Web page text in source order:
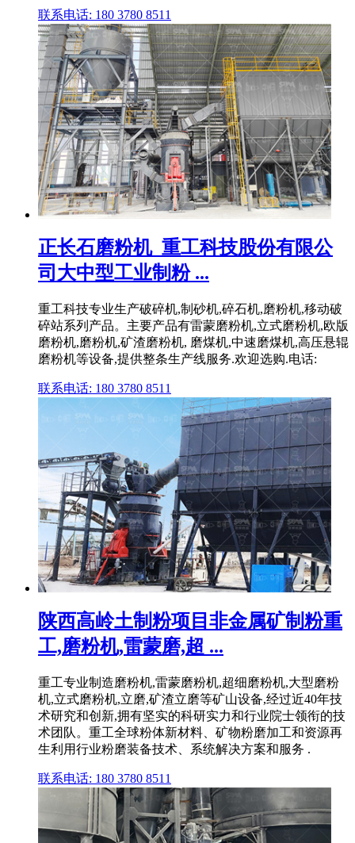
联系电话: 180 3780 8511
正长石磨粉机_重工科技股份有限公
司大中型工业制粉 ...
重工科技专业生产破碎机,制砂机,碎石机,磨粉机,移动破
碎站系列产品。主要产品有雷蒙磨粉机,立式磨粉机,欧版
磨粉机,磨粉机,矿渣磨粉机, 磨煤机,中速磨煤机,高压悬辊
磨粉机等设备,提供整条生产线服务.欢迎选购.电话:
联系电话: 180 3780 8511
陕西高岭土制粉项目非金属矿制粉重
工,磨粉机,雷蒙磨,超 ...
重工专业制造磨粉机,雷蒙磨粉机,超细磨粉机,大型磨粉
机,立式磨粉机,立磨,矿渣立磨等矿山设备,经过近40年技
术研究和创新,拥有坚实的科研实力和行业院士领衔的技
术团队。重工全球粉体新材料、矿物粉磨加工和资源再
生利用行业粉磨装备技术、系统解决方案和服务 .
联系电话: 180 3780 8511